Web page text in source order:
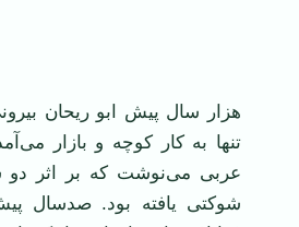
هزار سال پیش ابو ریحان
تنها به کار کوچه و بازار
عربی می‌‌نوشت که بر اثر دو
شوکتی یافته بود. صدسال